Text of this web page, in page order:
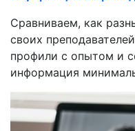
Сравниваем, как
своих
профили с опытом и
информация